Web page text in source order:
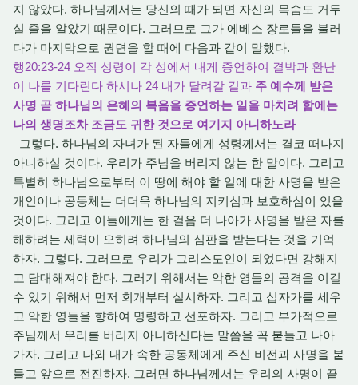
지 않았다. 하나님께서는 당신의 때가 되면 자신의 목숨도 거두
실 줄을 알았기 때문이다. 그러므로 그가 에베소 장로들을 불러
다가 마지막으로 권면을 할 때에 다음과 같이 말했다.
행20:23-24 오직 성령이 각 성에서 내게 증언하여 결박과 환난
이 나를 기다린다 하시나 24 내가 달려갈 길과 주 예수께 받은
사명 곧 하나님의 은혜의 복음을 증언하는 일을 마치려 함에는
나의 생명조차 조금도 귀한 것으로 여기지 아니하노라
그렇다. 하나님의 자녀가 된 자들에게 성령께서는 결코 떠나지
아니하실 것이다. 우리가 주님을 버리지 않는 한 말이다. 그리고
특별히 하나님으로부터 이 땅에 해야 할 일에 대한 사명을 받은
개인이나 공동체는 더더욱 하나님의 지키심과 보호하심이 있을
것이다. 그리고 이들에게는 한 걸음 더 나아가 사명을 받은 자를
해하려는 세력이 오히려 하나님의 심판을 받는다는 것을 기억
하자. 그렇다. 그러므로 우리가 그리스도인이 되었다면 강해지
고 담대해져야 한다. 그러기 위해서는 악한 영들의 공격을 이길
수 있기 위해서 먼저 회개부터 실시하자. 그리고 십자가를 세우
고 악한 영들을 향하여 명령하고 선포하자. 그리고 부가적으로
주님께서 우리를 버리지 아니하신다는 말씀을 꼭 붙들고 나아
가자. 그리고 나와 내가 속한 공동체에게 주신 비전과 사명을 붙
들고 앞으로 전진하자. 그러면 하나님께서는 우리의 사명이 끝